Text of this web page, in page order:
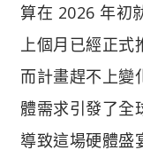
算在 2026 年初
上個月已經正
而計畫趕不上變
體需求引發了全
導致這場硬體盛